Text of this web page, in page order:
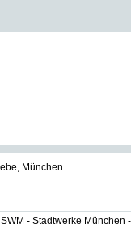
München
- Stadtwerke München